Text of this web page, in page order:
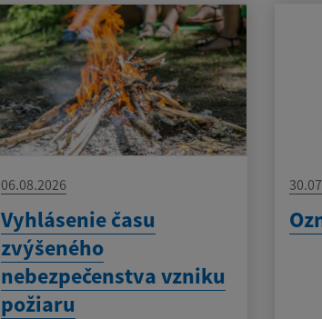
06.08.2026
Vyhlásenie času
zvýšeného
nebezpečenstva vzniku
požiaru